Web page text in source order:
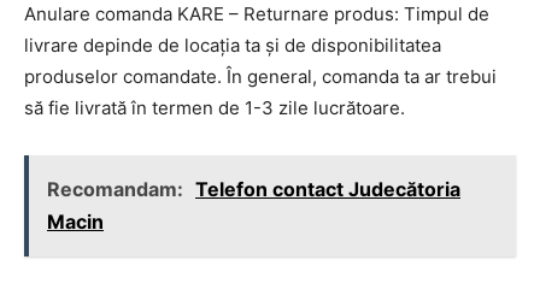
Anulare comanda KARE – Returnare produs: Timpul de
livrare depinde de locația ta și de disponibilitatea
produselor comandate. În general, comanda ta ar trebui
să fie livrată în termen de 1-3 zile lucrătoare.
Recomandam: Telefon contact Judecătoria
Macin